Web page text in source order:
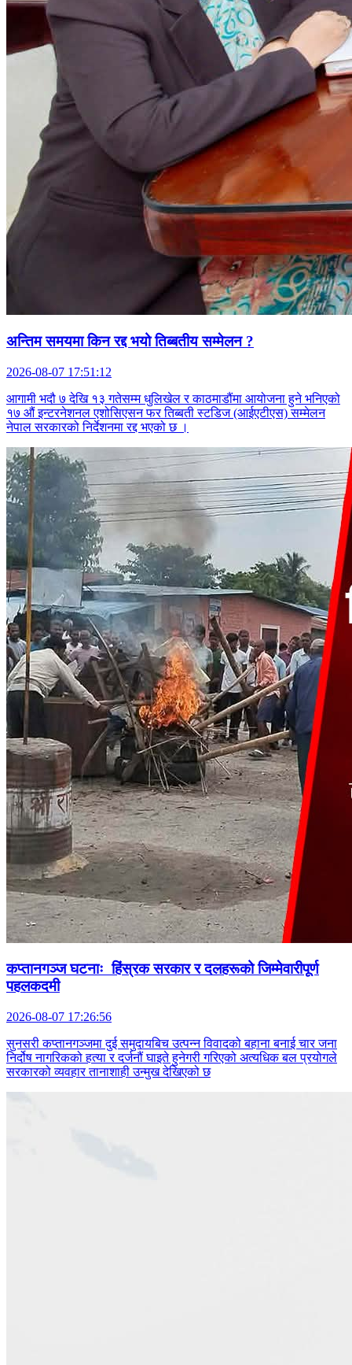
अन्तिम समयमा किन रद्द भयो तिब्बतीय सम्मेलन ?
2026-08-07 17:51:12
आगामी भदौ ७ देखि १३ गतेसम्म धुलिखेल र काठमाडौंमा आयोजना हुने भनिएको
१७ औं इन्टरनेशनल एशोसिएसन फर तिब्बती स्टडिज (आईएटीएस) सम्मेलन
नेपाल सरकारको निर्देशनमा रद्द भएको छ ।
कप्तानगञ्ज घटनाः हिंस्रक सरकार र दलहरूको जिम्मेवारीपूर्ण
पहलकदमी
2026-08-07 17:26:56
सुनसरी कप्तानगञ्जमा दुई समुदायबिच उत्पन्न विवादको बहाना बनाई चार जना
निर्दोष नागरिकको हत्या र दर्जनौं घाइते हुनेगरी गरिएको अत्यधिक बल प्रयोगले
सरकारको व्यवहार तानाशाही उन्मुख देखिएको छ